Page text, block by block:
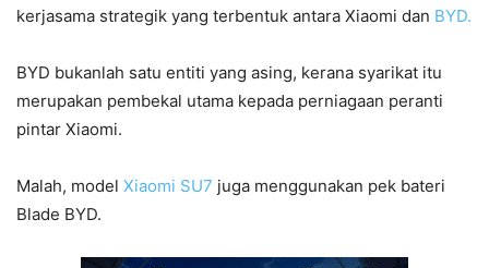
kerjasama strategik yang terbentuk antara Xiaomi dan BYD.
BYD bukanlah satu entiti yang asing, kerana syarikat itu
merupakan pembekal utama kepada perniagaan peranti
pintar Xiaomi.
Malah, model Xiaomi SU7 juga menggunakan pek bateri
Blade BYD.